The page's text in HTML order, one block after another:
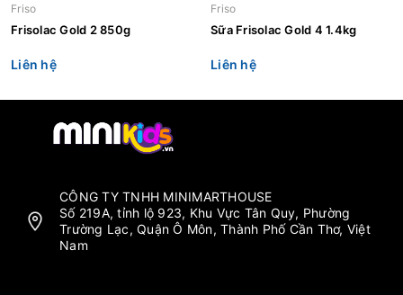
Friso
Frisolac Gold 2 850g
Liên hệ
Friso
Sữa Frisolac Gold 4 1.4kg
Liên hệ
CÔNG TY TNHH MINIMARTHOUSE
Số 219A, tỉnh lộ 923, Khu Vực Tân Quy, Phường
Trường Lạc, Quận Ô Môn, Thành Phố Cần Thơ, Việt
Nam